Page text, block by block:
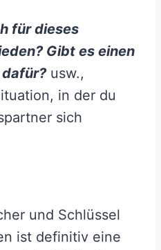
für dieses
Gibt es einen
usw.,
in der du
sich
und Schlüssel
ist definitiv eine